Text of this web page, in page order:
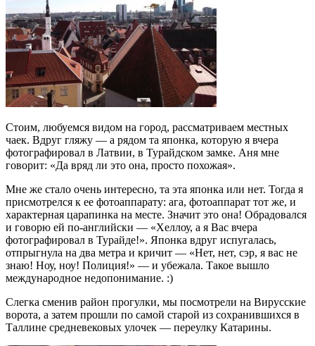
Стоим, любуемся видом на город, рассматриваем местных
чаек. Вдруг гляжу — а рядом та японка, которую я вчера
фотографировал в Латвии, в Турайдском замке. Аня мне
говорит: «Да вряд ли это она, просто похожая».
Мне же стало очень интересно, та эта японка или нет. Тогда я
присмотрелся к ее фотоаппарату: ага, фотоаппарат тот же, и
характерная царапинка на месте. Значит это она! Обрадовался
и говорю ей по-английски — «Хеллоу, а я Вас вчера
фотографировал в Турайде!». Японка вдруг испугалась,
отпрыгнула на два метра и кричит — «Нет, нет, сэр, я вас не
знаю! Ноу, ноу! Полиция!» — и убежала. Такое вышло
международное недопонимание. :)
Слегка сменив район прогулки, мы посмотрели на Вирусские
ворота, а затем прошли по самой старой из сохранившихся в
Таллине средневековых улочек — переулку Катарины.